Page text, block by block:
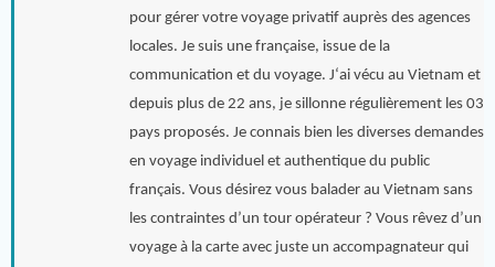
pour gérer votre voyage privatif auprès des agences
locales. Je suis une française, issue de la
communication et du voyage. J‘ai vécu au Vietnam et
depuis plus de 22 ans, je sillonne régulièrement les 03
pays proposés. Je connais bien les diverses demandes
en voyage individuel et authentique du public
français. Vous désirez vous balader au Vietnam sans
les contraintes d’un tour opérateur ? Vous rêvez d’un
voyage à la carte avec juste un accompagnateur qui